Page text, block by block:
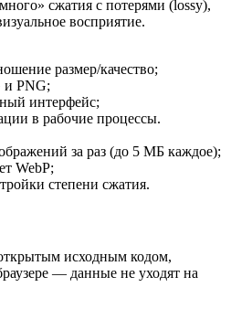
сжатия с потерями (lossy),
восприятие.
размер/качество;
и PNG;
интерфейс;
в рабочие процессы.
за раз (до 5 МБ каждое);
WebP;
степени сжатия.
исходным кодом,
— данные не уходят на